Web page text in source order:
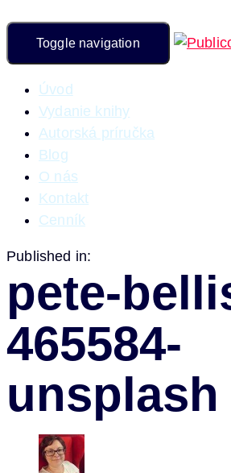
Toggle navigation
Úvod
Vydanie knihy
Autorská príručka
Blog
O nás
Kontakt
Cenník
Published in:
pete-
465584-
unsplash